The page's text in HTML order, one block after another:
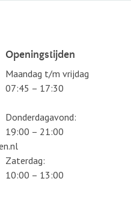
Openingstijden
Maandag t/m vrijdag
07:45 – 17:30
Donderdagavond:
19:00 – 21:00
Zaterdag:
10:00 – 13:00